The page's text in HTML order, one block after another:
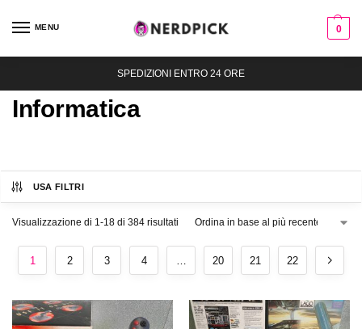
MENU 0
SPEDIZIONI ENTRO 24 ORE
Informatica
USA FILTRI
Visualizzazione di 1-18 di 384 risultati
1 2 3 4 … 20 21 22